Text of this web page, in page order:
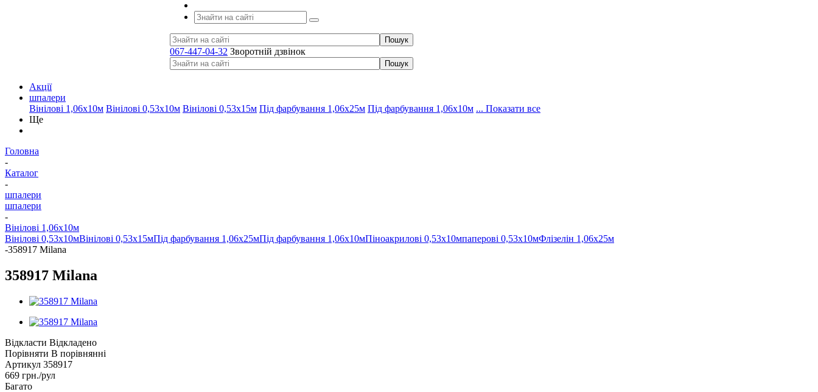
067-447-04-32 Зворотній дзвінок
Акції
шпалери
Вінілові 1,06х10м Вінілові 0,53х10м Вінілові 0,53х15м Під фарбування 1,06х25м Під фарбування 1,06х10м ... Показати все
Ще
Головна
-
Каталог
-
шпалери
шпалери
-
Вінілові 1,06х10м
Вінілові 0,53х10мВінілові 0,53х15мПід фарбування 1,06х25мПід фарбування 1,06х10мПіноакрилові 0,53х10мпаперові 0,53х10мФлізелін 1,06х25м
-358917 Milana
358917 Milana
Відкласти Відкладено
Порівняти В порівнянні
Артикул 358917
669 грн./рул
Багато